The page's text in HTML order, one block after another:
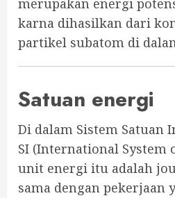
merupakan energi
karna dihasilkan dari
partikel subatom di
Satuan energi
Di dalam Sistem Satuan
SI (International System
unit energi itu adalah
sama dengan pekerjaan